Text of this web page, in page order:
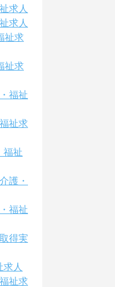
求人
求人
祉求
祉求
福祉
祉求
福祉
護・
福祉
得実
人
祉求